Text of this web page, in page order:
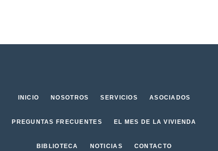
INICIO NOSOTROS SERVICIOS ASOCIADOS
PREGUNTAS FRECUENTES EL MES DE LA VIVIENDA
BIBLIOTECA NOTICIAS CONTACTO